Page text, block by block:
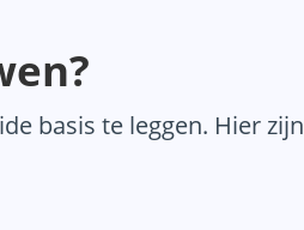
basis te leggen. Hier zijn